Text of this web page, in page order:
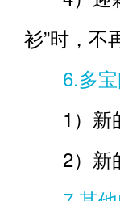
衫”时，不
6.多
1）新的
2）新的